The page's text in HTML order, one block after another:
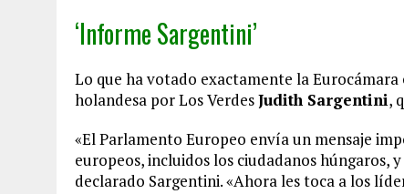
‘Informe Sargentini’
Lo que ha votado exactamente la
holandesa por Los VerdesJudith Sargentini,
«El Parlamento Europeo envía un mensaje
europeos, incluidos los ciudadanos húngaros,
declarado Sargentini. «Ahora les toca a los